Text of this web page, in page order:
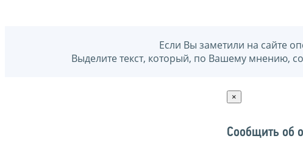
Если Вы заметили на сайте
Выделите текст, который, по Вашему мнению,
×
Сообщить об